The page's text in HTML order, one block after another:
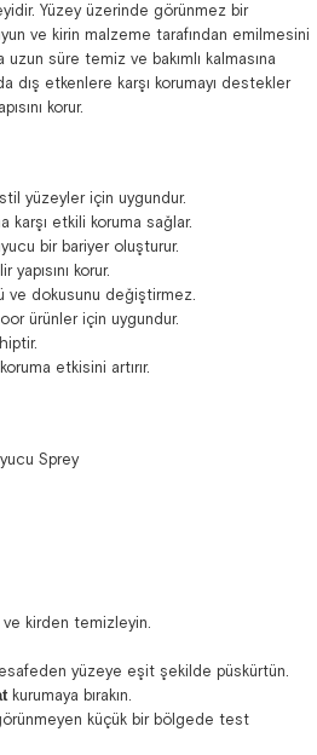
Yüzey üzerinde görünmez bir
ve kirin malzeme tarafından emilmesini
uzun süre temiz ve bakımlı kalmasına
dış etkenlere karşı korumayı destekler
korur.
yüzeyler için uygundur.
karşı etkili koruma sağlar.
bir bariyer oluşturur.
korur.
ve dokusunu değiştirmez.
ürünler için uygundur.
etkisini artırır.
Sprey
kirden temizleyin.
yüzeye eşit şekilde püskürtün.
kurumaya bırakın.
küçük bir bölgede test